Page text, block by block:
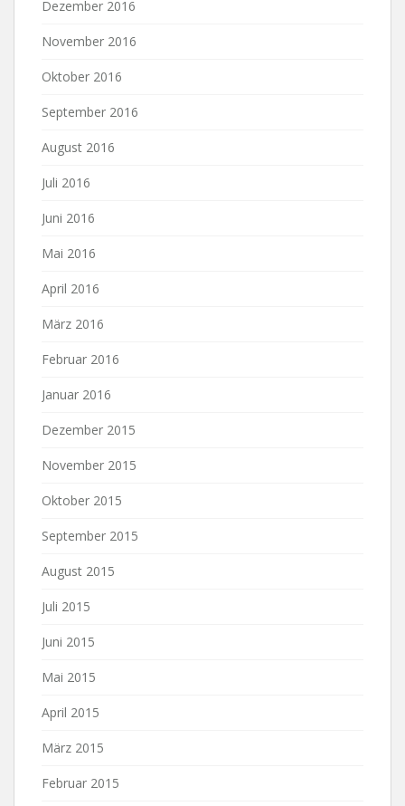
Dezember 2016
November 2016
Oktober 2016
September 2016
August 2016
Juli 2016
Juni 2016
Mai 2016
April 2016
März 2016
Februar 2016
Januar 2016
Dezember 2015
November 2015
Oktober 2015
September 2015
August 2015
Juli 2015
Juni 2015
Mai 2015
April 2015
März 2015
Februar 2015